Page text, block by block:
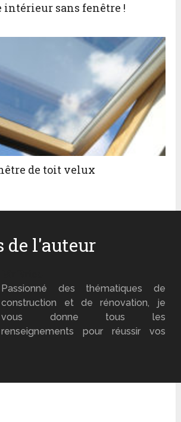
sans fenêtre !
de toit velux
de l'auteur
Passionné des thématiques de
construction et de rénovation, je
vous donne tous les
renseignements pour réussir vos